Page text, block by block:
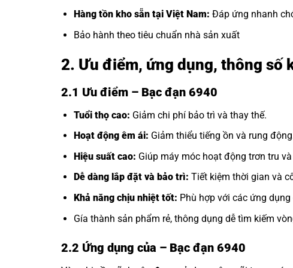
Hàng tồn kho sẵn tại Việt Nam: Đáp ứng nhanh
Bảo hành theo tiêu chuẩn nhà sản xuất
2. Ưu điểm, ứng dụng, thông số
2.1 Ưu điểm – Bạc đạn 6940
Tuổi thọ cao: Giảm chi phí bảo trì và thay thế.
Hoạt động êm ái: Giảm thiểu tiếng ồn và rung
Hiệu suất cao: Giúp máy móc hoạt động trơn tru
Dễ dàng lắp đặt và bảo trì: Tiết kiệm thời gian và
Khả năng chịu nhiệt tốt: Phù hợp với các ứng
Gía thành sản phẩm rẻ, thông dụng dễ tìm kiếm
2.2 Ứng dụng của – Bạc đạn 6940